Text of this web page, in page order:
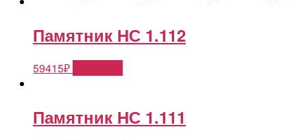
Памятник НС 1.112
59415₽
Памятник НС 1.111